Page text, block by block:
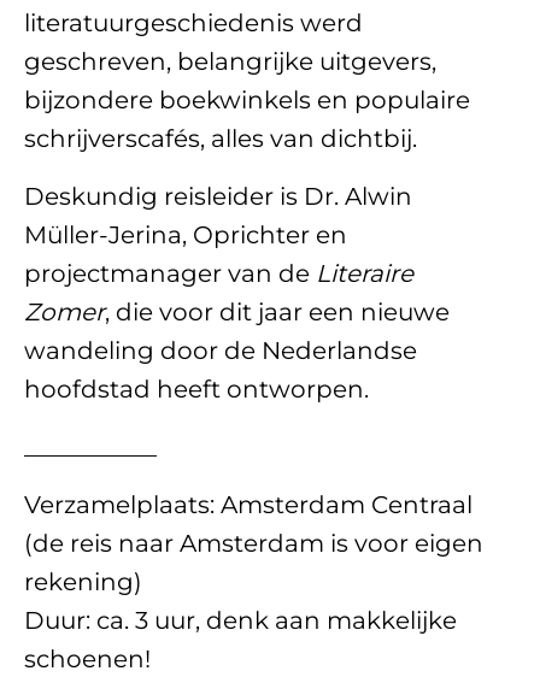
literatuurgeschiedenis werd
geschreven, belangrijke uitgevers,
bijzondere boekwinkels en populaire
schrijverscafés, alles van dichtbij.
Deskundig reisleider is Dr. Alwin
Müller-Jerina, Oprichter en
projectmanager van de Literaire
Zomer, die voor dit jaar een nieuwe
wandeling door de Nederlandse
hoofdstad heeft ontworpen.
Verzamelplaats: Amsterdam Centraal
(de reis naar Amsterdam is voor eigen
rekening)
Duur: ca. 3 uur, denk aan makkelijke
schoenen!